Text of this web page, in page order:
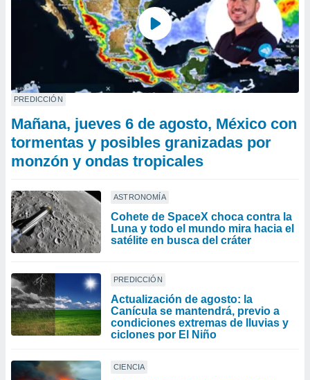
PREDICCIÓN
Mañana, jueves 6 de agosto, México con
tormentas y posibles granizadas por
monzón y ondas tropicales
ASTRONOMÍA
Cohete de SpaceX choca contra la
Luna y todo el mundo mira hacia el
satélite en busca del cráter
PREDICCIÓN
Actualización de agosto: la
Canícula se mantendrá, previo a
condiciones extremas de lluvias y
ciclones por El Niño
CIENCIA